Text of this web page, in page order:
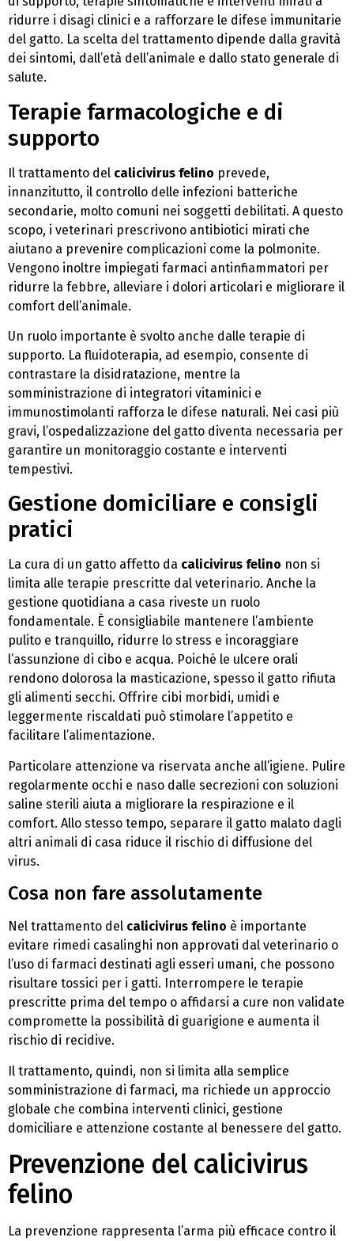
ridurre i disagi clinici e a rafforzare le difese immunitarie
del gatto. La scelta del trattamento dipende dalla gravità
dei sintomi, dall’età dell’animale e dallo stato generale di
salute.
Terapie farmacologiche e di
supporto
Il trattamento del calicivirus felino prevede,
innanzitutto, il controllo delle infezioni batteriche
secondarie, molto comuni nei soggetti debilitati. A questo
scopo, i veterinari prescrivono antibiotici mirati che
aiutano a prevenire complicazioni come la polmonite.
Vengono inoltre impiegati farmaci antinfiammatori per
ridurre la febbre, alleviare i dolori articolari e migliorare il
comfort dell’animale.
Un ruolo importante è svolto anche dalle terapie di
supporto. La fluidoterapia, ad esempio, consente di
contrastare la disidratazione, mentre la
somministrazione di integratori vitaminici e
immunostimolanti rafforza le difese naturali. Nei casi più
gravi, l’ospedalizzazione del gatto diventa necessaria per
garantire un monitoraggio costante e interventi
tempestivi.
Gestione domiciliare e consigli
pratici
La cura di un gatto affetto da calicivirus felino non si
limita alle terapie prescritte dal veterinario. Anche la
gestione quotidiana a casa riveste un ruolo
fondamentale. È consigliabile mantenere l’ambiente
pulito e tranquillo, ridurre lo stress e incoraggiare
l’assunzione di cibo e acqua. Poiché le ulcere orali
rendono dolorosa la masticazione, spesso il gatto rifiuta
gli alimenti secchi. Offrire cibi morbidi, umidi e
leggermente riscaldati può stimolare l’appetito e
facilitare l’alimentazione.
Particolare attenzione va riservata anche all’igiene. Pulire
regolarmente occhi e naso dalle secrezioni con soluzioni
saline sterili aiuta a migliorare la respirazione e il
comfort. Allo stesso tempo, separare il gatto malato dagli
altri animali di casa riduce il rischio di diffusione del
virus.
Cosa non fare assolutamente
Nel trattamento del calicivirus felino è importante
evitare rimedi casalinghi non approvati dal veterinario o
l’uso di farmaci destinati agli esseri umani, che possono
risultare tossici per i gatti. Interrompere le terapie
prescritte prima del tempo o affidarsi a cure non validate
compromette la possibilità di guarigione e aumenta il
rischio di recidive.
Il trattamento, quindi, non si limita alla semplice
somministrazione di farmaci, ma richiede un approccio
globale che combina interventi clinici, gestione
domiciliare e attenzione costante al benessere del gatto.
Prevenzione del calicivirus
felino
La prevenzione rappresenta l’arma più efficace contro il